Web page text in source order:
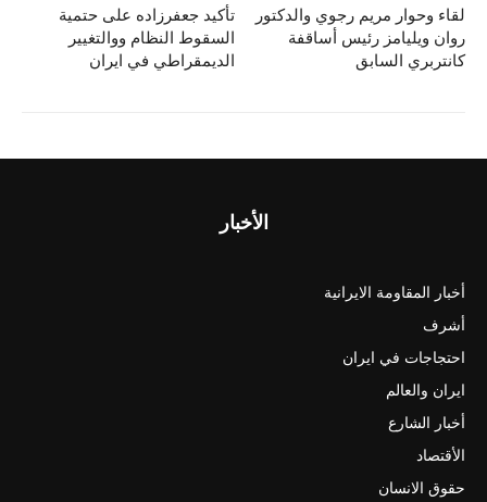
تأکید جعفرزاده علی حتمية
السقوط النظام ووالتغيير
الديمقراطي في ایران
لقاء وحوار مريم رجوي والدكتور
روان ويليامز رئيس أساقفة
كانتربري السابق
الأخبار
أخبار المقاومة الايرانية
أشرف
احتجاجات في ايران
ايران والعالم
أخبار الشارع
الأقتصاد
حقوق الانسان